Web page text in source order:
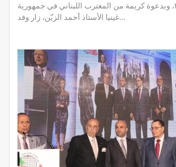
تاريخ السبت ٣ آب ٢٠١٩، وبدعوة كريمة من المغترب اللبناني في جمهورية
غينيا الأستاذ أحمد الزيّن، زار وفد…